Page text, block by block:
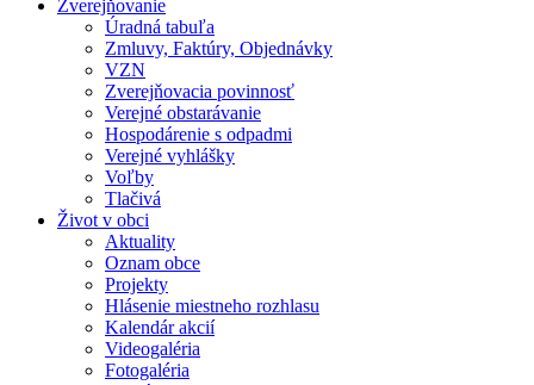
Zverejňovanie
Úradná tabuľa
Zmluvy, Faktúry, Objednávky
VZN
Zverejňovacia povinnosť
Verejné obstarávanie
Hospodárenie s odpadmi
Verejné vyhlášky
Voľby
Tlačivá
Život v obci
Aktuality
Oznam obce
Projekty
Hlásenie miestneho rozhlasu
Kalendár akcií
Videogaléria
Fotogaléria